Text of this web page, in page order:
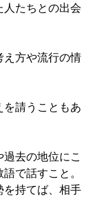
人たちとの出会
方や流行の情
請うこともあ
去の地位にこ
で話すこと。
を持てば、相手